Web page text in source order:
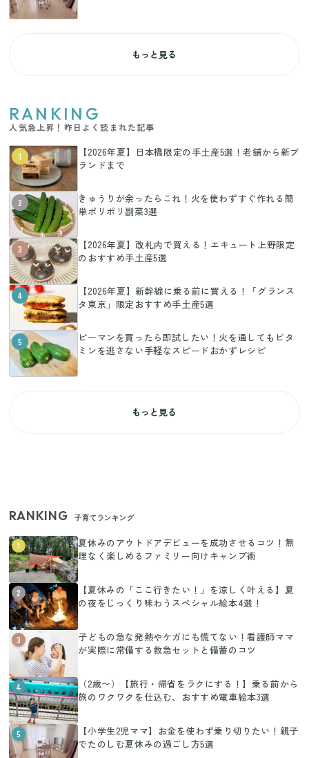
もっと見る
RANKING
人気急上昇！昨日よく読まれた記事
1
【2026年夏】日本橋限定の手土産5選！老舗から新ブ
ランドまで
2
きゅうりが余ったらこれ！火を使わずすぐ作れる簡
単ポリポリ副菜3選
3
【2026年夏】改札内で買える！エキュート上野限定
のおすすめ手土産5選
4
【2026年夏】新幹線に乗る前に買える！「グランス
タ東京」限定おすすめ手土産5選
5
ピーマンを買ったら即試したい！火を通してもビタ
ミンを逃さない手軽なスピードおかずレシピ
もっと見る
RANKING 子育てランキング
1
夏休みのアウトドアデビューを成功させるコツ！無
理なく楽しめるファミリー向けキャンプ術
2
【夏休みの「ここ行きたい！」を涼しく叶える】夏
の夜をじっくり味わうスペシャル絵本4選！
3
子どもの急な発熱やケガにも慌てない！看護師ママ
が実際に常備する救急セットと備蓄のコツ
4
（2歳〜）【旅行・帰省をラクにする！】乗る前から
旅のワクワクを仕込む、おすすめ電車絵本3選
5
【小学生2児ママ】お金を使わず乗り切りたい！親子
でたのしむ夏休みの過ごし方5選